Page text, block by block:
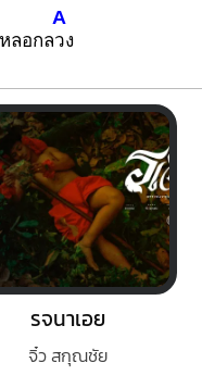
ลอกล
A
วง
รจนาเอย
จิ๋ว สกุณชัย